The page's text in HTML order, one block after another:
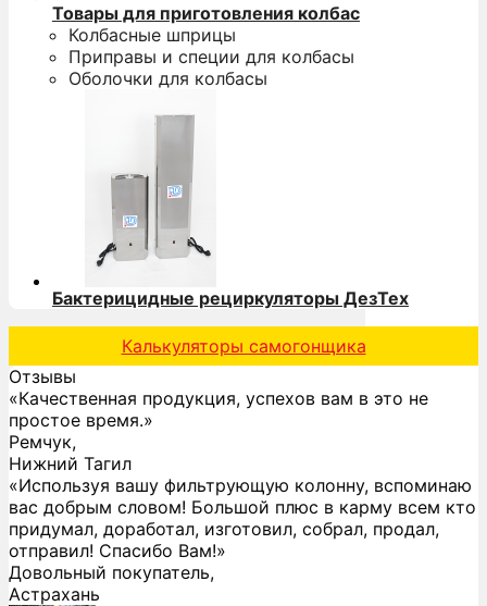
Товары для приготовления колбас
Колбасные шприцы
Приправы и специи для колбасы
Оболочки для колбасы
Бактерицидные рециркуляторы ДезТех
Калькуляторы самогонщика
Отзывы
«Качественная продукция, успехов вам в это не
простое время.»
Ремчук,
Нижний Тагил
«Используя вашу фильтрующую колонну, вспоминаю
вас добрым словом! Большой плюс в карму всем кто
придумал, доработал, изготовил, собрал, продал,
отправил! Спасибо Вам!»
Довольный покупатель,
Астрахань